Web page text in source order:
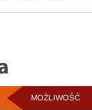
MOŻLIWOŚĆ